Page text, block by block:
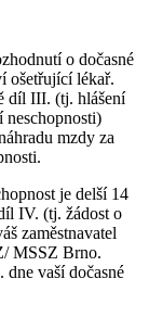
o dočasné
ošetřující lékař.
díl III. (tj. hlášení
neschopnosti)
mzdy za
je delší 14
IV. (tj. žádost o
zaměstnavatel
MSSZ Brno.
dne vaší dočasné